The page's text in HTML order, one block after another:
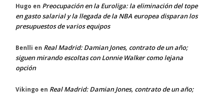
Hugo en Preocupación en la Euroliga: la eliminación del tope
en gasto salarial y la llegada de la NBA europea disparan los
presupuestos de varios equipos
Benlli en Real Madrid: Damian Jones, contrato de un año;
siguen mirando escoltas con Lonnie Walker como lejana
opción
Vikingo en Real Madrid: Damian Jones, contrato de un año;